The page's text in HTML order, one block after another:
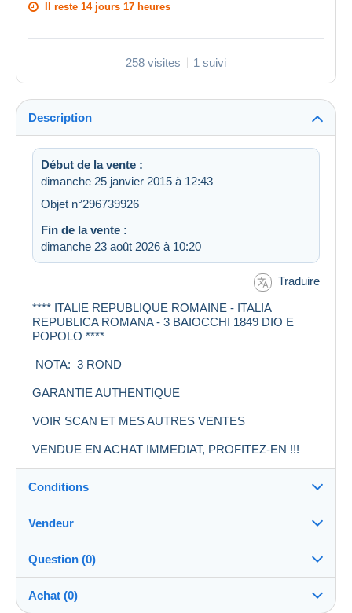
Il reste 14 jours 17 heures
258 visites 1 suivi
Description
Début de la vente :
dimanche 25 janvier 2015 à 12:43
Objet n°296739926
Fin de la vente :
dimanche 23 août 2026 à 10:20
Traduire
**** ITALIE REPUBLIQUE ROMAINE - ITALIA
REPUBLICA ROMANA - 3 BAIOCCHI 1849 DIO E
POPOLO ****
NOTA: 3 ROND
GARANTIE AUTHENTIQUE
VOIR SCAN ET MES AUTRES VENTES
VENDUE EN ACHAT IMMEDIAT, PROFITEZ-EN !!!
Conditions
Destination :
Voir la liste des pays
Expédition :
Envoi après paiement
Vendeur
flocean1100%(11099x)
Question (0)
Achat (0)